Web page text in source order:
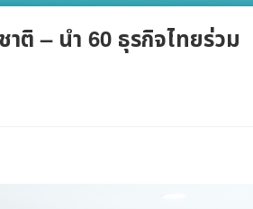
ติ – นำ 60 ธุรกิจไทยร่วม